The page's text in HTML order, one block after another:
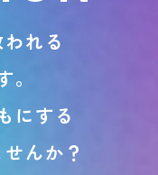
われ る
。
にする
せんか ？